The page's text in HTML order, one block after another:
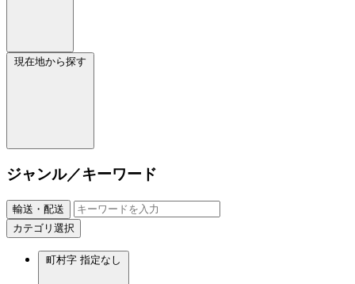
現在地から探す
ジャンル／キーワード
輸送・配送
カテゴリ選択
町村字 指定なし